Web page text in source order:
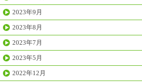
2023年9月
2023年8月
2023年7月
2023年5月
2022年12月